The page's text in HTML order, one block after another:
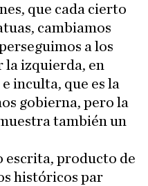
que cada cierto
cambiamos
a los
la izquierda, en
inculta, que es la
gobierna, pero la
también un
escrita, producto de
históricos par